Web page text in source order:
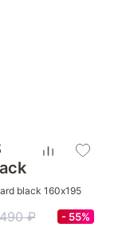
black 160х195
₽ 55%